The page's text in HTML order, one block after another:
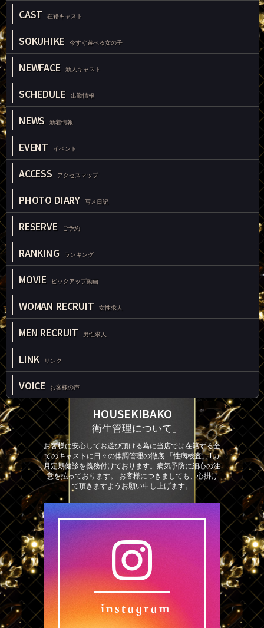
CAST 在籍キャスト
SOKUHIKE 今すぐ遊べる女の子
NEWFACE 新人キャスト
SCHEDULE 出勤情報
NEWS 新着情報
EVENT イベント
ACCESS アクセスマップ
PHOTO DIARY 写メ日記
RESERVE ご予約
RANKING ランキング
MOVIE ピックアップ動画
WOMAN RECRUIT 女性求人
MEN RECRUIT 男性求人
LINK リンク
VOICE お客様の声
HOUSEKIBAKO
「衛生管理について」
お客様に安心してお遊び頂ける為に当店では在籍する全
てのキャストに日々の体調管理の徹底 「性病検査」1カ
月定期健診を義務付けております。病気予防に細心の注
意を払っております。 お客様につきましても、心掛け
て頂きますようお願い申し上げます。